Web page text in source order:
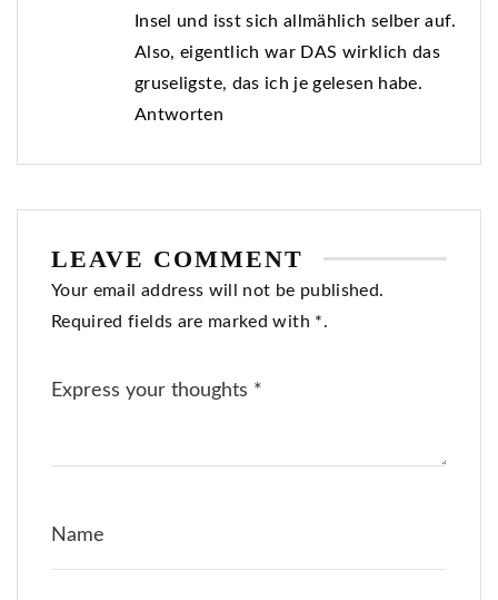
Insel und isst sich allmählich selber auf.
Also, eigentlich war DAS wirklich das
gruseligste, das ich je gelesen habe.
Antworten
LEAVE COMMENT
Your email address will not be published.
Required fields are marked with *.